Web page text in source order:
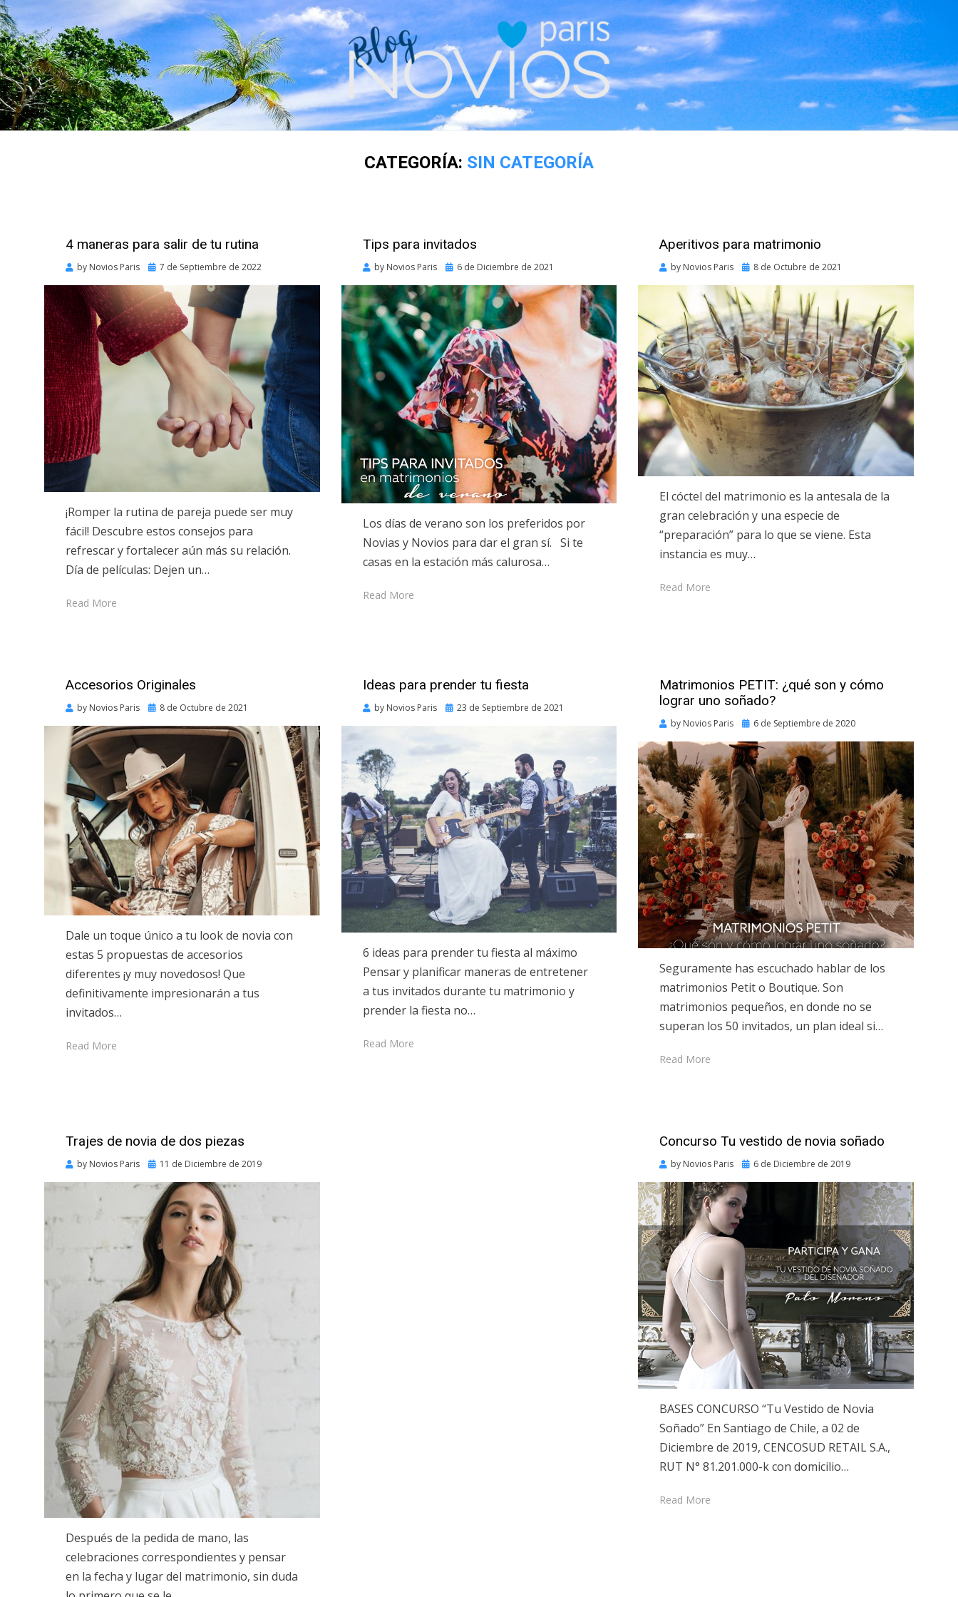
CATEGORÍA: SIN CATEGORÍA
4 maneras para salir de tu rutina
by Novios Paris
Posted
7 de Septiembre de 2022
¡Romper la rutina de pareja puede ser muy
fácil! Descubre estos consejos para
refrescar y fortalecer aún más su relación.
Día de películas: Dejen un…
Read More
Tips para invitados
by Novios Paris
Posted
6 de Diciembre de 2021
Los días de verano son los preferidos por
Novias y Novios para dar el gran sí. Si te
casas en la estación más calurosa…
Read More
Aperitivos para matrimonio
by Novios Paris
Posted
8 de Octubre de 2021
El cóctel del matrimonio es la antesala de la
gran celebración y una especie de
“preparación” para lo que se viene. Esta
instancia es muy…
Read More
Accesorios Originales
by Novios Paris
Posted
8 de Octubre de 2021
Dale un toque único a tu look de novia con
estas 5 propuestas de accesorios
diferentes ¡y muy novedosos! Que
definitivamente impresionarán a tus
invitados…
Read More
Ideas para prender tu fiesta
by Novios Paris
Posted
23 de Septiembre de 2021
6 ideas para prender tu fiesta al máximo
Pensar y planificar maneras de entretener
a tus invitados durante tu matrimonio y
prender la fiesta no…
Read More
Matrimonios PETIT: ¿qué son y cómo
lograr uno soñado?
by Novios Paris
Posted
6 de Septiembre de 2020
Seguramente has escuchado hablar de los
matrimonios Petit o Boutique. Son
matrimonios pequeños, en donde no se
superan los 50 invitados, un plan ideal si…
Read More
Trajes de novia de dos piezas
by Novios Paris
Posted
11 de Diciembre de 2019
Después de la pedida de mano, las
celebraciones correspondientes y pensar
en la fecha y lugar del matrimonio, sin duda
Concurso Tu vestido de novia soñado
by Novios Paris
Posted
6 de Diciembre de 2019
BASES CONCURSO “Tu Vestido de Novia
Soñado” En Santiago de Chile, a 02 de
Diciembre de 2019, CENCOSUD RETAIL S.A.,
RUT N° 81.201.000-k con domicilio…
Read More